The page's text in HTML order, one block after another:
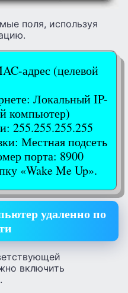
поля, используя
адрес (целевой
Локальный IP-
компьютер)
255.255.255.255
Местная подсеть
порта: 8900
«Wake Me Up».
удаленно по
включить